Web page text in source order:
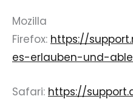
Mozilla
Firefox: https://
es-erlauben-und-
Safari: https://